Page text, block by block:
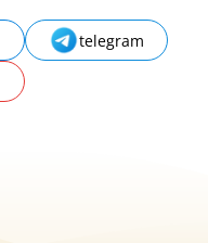
telegram